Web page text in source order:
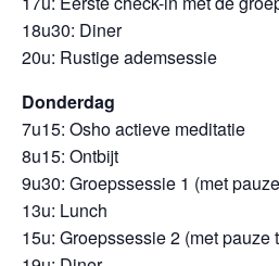
18u30: Diner
20u: Rustige ademsessie
Donderdag
7u15: Osho actieve meditatie
8u15: Ontbijt
9u30: Groepssessie 1 (met
13u: Lunch
15u: Groepssessie 2 (met pauze